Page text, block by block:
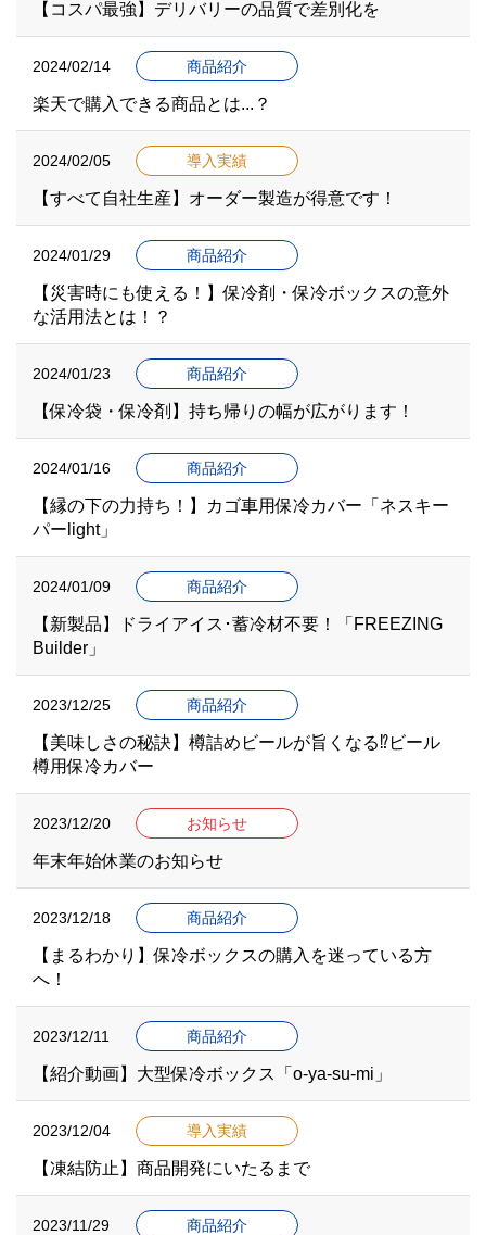
【コスパ最強】デリバリーの品質で差別化を
2024/02/14 商品紹介
楽天で購入できる商品とは...？
2024/02/05 導入実績
【すべて自社生産】オーダー製造が得意です！
2024/01/29 商品紹介
【災害時にも使える！】保冷剤・保冷ボックスの意外
な活用法とは！？
2024/01/23 商品紹介
【保冷袋・保冷剤】持ち帰りの幅が広がります！
2024/01/16 商品紹介
【縁の下の力持ち！】カゴ車用保冷カバー「ネスキー
パーlight」
2024/01/09 商品紹介
【新製品】ドライアイス･蓄冷材不要！「FREEZING
Builder」
2023/12/25 商品紹介
【美味しさの秘訣】樽詰めビールが旨くなる⁉ビール
樽用保冷カバー
2023/12/20 お知らせ
年末年始休業のお知らせ
2023/12/18 商品紹介
【まるわかり】保冷ボックスの購入を迷っている方
へ！
2023/12/11 商品紹介
【紹介動画】大型保冷ボックス「o-ya-su-mi」
2023/12/04 導入実績
【凍結防止】商品開発にいたるまで
2023/11/29 商品紹介